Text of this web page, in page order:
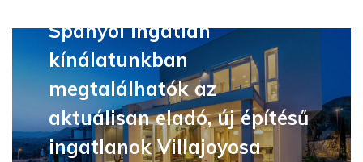
Spanyol ingatlan
kínálatunkban
megtalálhatók az
aktuálisan eladó, új építésű
ingatlanok Villajoyosa